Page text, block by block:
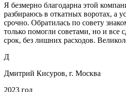
Я безмерно благодарна этой
разбираюсь в откатных воротах, а
срочно. Обратилась по совету
только помогли советами, но и все
срок, без лишних расходов.
Д
Дмитрий Кисуров, г. Москва
2023 год